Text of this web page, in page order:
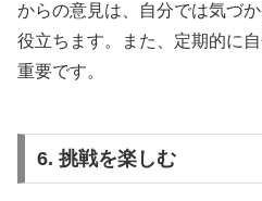
からの意見は、自分では気づ
役立ちます。また、定期的に
重要です。
6. 挑戦を楽しむ